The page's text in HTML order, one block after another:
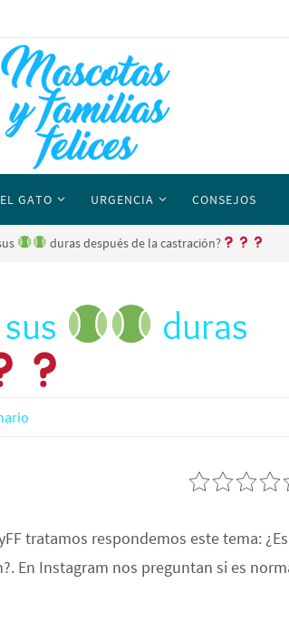
GATO URGENCIA CONSEJOS
duras después de la castración?
duras
tratamos respondemos este tema: ¿Es
En Instagram nos preguntan si es